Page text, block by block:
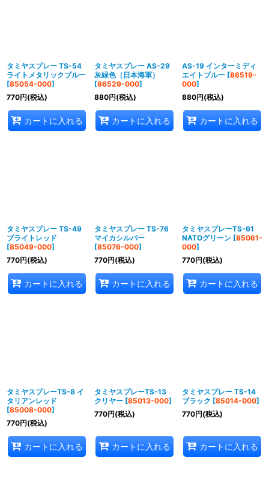
絞り込む
タミヤスプレー TS-54
ライトメタリックブルー
[85054-000]
770円(税込)
カートに入れる
タミヤスプレー AS-29
灰緑色（日本海軍）
[86529-000]
880円(税込)
カートに入れる
AS-19 インターミディ
エイトブルー [86519-
000]
880円(税込)
カートに入れる
タミヤスプレー TS-49
ブライトレッド
[85049-000]
770円(税込)
カートに入れる
タミヤスプレー TS-76
マイカシルバー
[85076-000]
770円(税込)
カートに入れる
タミヤスプレーTS-61
NATOグリーン [85061-
000]
770円(税込)
カートに入れる
タミヤスプレーTS-8 イ
タリアンレッド
[85008-000]
770円(税込)
カートに入れる
タミヤスプレーTS-13
クリヤー [85013-000]
770円(税込)
カートに入れる
タミヤスプレー TS-14
ブラック [85014-000]
770円(税込)
カートに入れる